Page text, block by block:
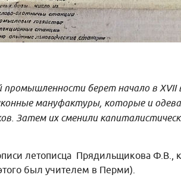
промышленности берет начало в
мануфактуры, которые и
Затем их сменили
летописца Прядильщикова Ф.В.,
был учителем в Перми).